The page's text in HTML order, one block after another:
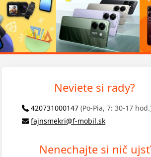
Neviete si rady?
420731000147 (Po-Pia, 7: 30-17
fajnsmekri@f-mobil.sk
Nenechajte si nič ujsť